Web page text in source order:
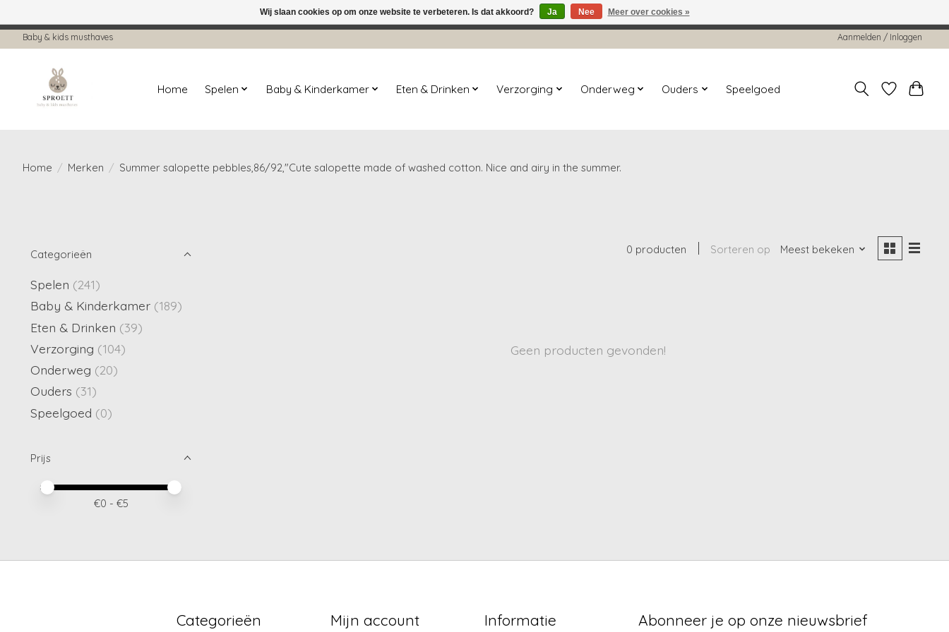
Baby & kids musthaves Aanmelden / Inloggen
Home Spelen Baby & Kinderkamer Eten & Drinken Verzorging Onderweg Ouders Speelgoed
Home / Merken / Summer salopette pebbles,86/92,"Cute salopette made of washed cotton. Nice and airy in the summer.
Categorieën
Spelen (241)
Baby & Kinderkamer (189)
Eten & Drinken (39)
Verzorging (104)
Onderweg (20)
Ouders (31)
Speelgoed (0)
Prijs
Minimale prijswaarde
Price maximum value
€0 - €5
0 producten Sorteren op Meest bekeken
Geen producten gevonden!
Categorieën Mijn account Informatie Abonneer je op onze nieuwsbrief
Wij slaan cookies op om onze website te verbeteren. Is dat akkoord? Ja Nee Meer over cookies »
← Keer terug naar de backofficeDeze winkel is in aanbouw. Eventueel geplaatste orders zullen niet worden gehonoreerd of verwerkt.